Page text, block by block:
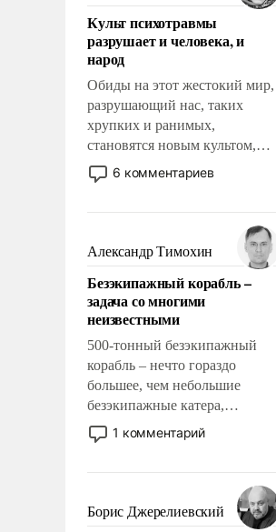
Культ психотравмы
разрушает и человека, и
народ
Обиды на этот жестокий мир,
разрушающий нас, таких
хрупких и ранимых,
становятся новым культом,
постепенно вытесняя и
отменяя традиционное
мужественным и твердым под
ударами судьбы, брать на себя
ответственность, помогать
слабым, идти вперед и
адаптироваться.
6 комментариев
Александр Тимохин
Безэкипажный корабль –
задача со многими
неизвестными
500-тонный безэкипажный
корабль – нечто гораздо
большее, чем небольшие
безэкипажные катера,
применение которых уже
стало обыденностью. Задача по
сложна и амбициозна. Однако
и ее реализация радикально
поднимет наши боевые
1 комментарий
Борис Джерелиевский